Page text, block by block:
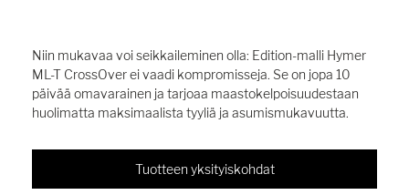
Niin mukavaa voi seikkaileminen olla: Edition-malli Hymer
ML-T CrossOver ei vaadi kompromisseja. Se on jopa 10
päivää omavarainen ja tarjoaa maastokelpoisuudestaan
huolimatta maksimaalista tyyliä ja asumismukavuutta.
Tuotteen yksityiskohdat